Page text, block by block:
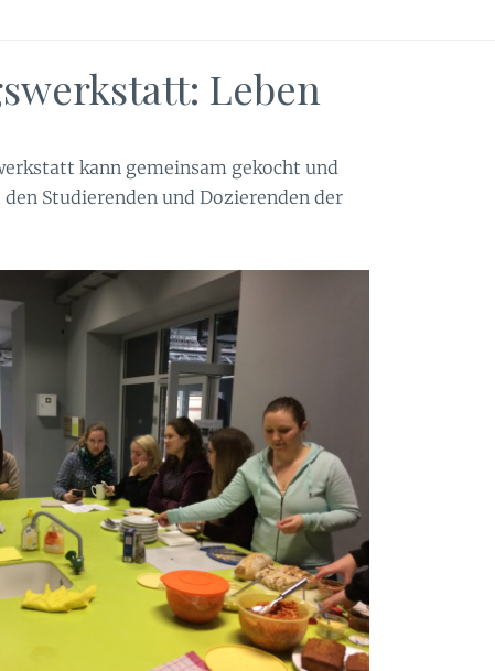
Leben
kann gemeinsam gekocht und
Studierenden und Dozierenden der